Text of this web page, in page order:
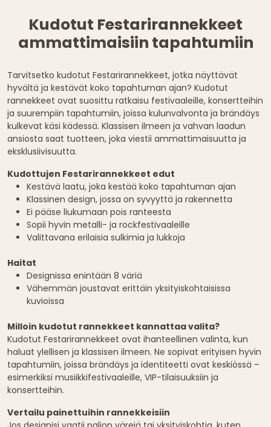
Kudotut Festarirannekkeet
ammattimaisiin tapahtumiin
Tarvitsetko kudotut Festarirannekkeet, jotka näyttävät
hyvältä ja kestävät koko tapahtuman ajan? Kudotut
rannekkeet ovat suosittu ratkaisu festivaaleille, konsertteihin
ja suurempiin tapahtumiin, joissa kulunvalvonta ja brändäys
kulkevat käsi kädessä. Klassisen ilmeen ja vahvan laadun
ansiosta saat tuotteen, joka viestii ammattimaisuutta ja
eksklusiivisuutta.
Kudottujen Festarirannekkeet edut
Kestävä laatu, joka kestää koko tapahtuman ajan
Klassinen design, jossa on syvyyttä ja rakennetta
Ei pääse liukumaan pois ranteesta
Sopii hyvin metalli- ja rockfestivaaleille
Valittavana erilaisia sulkimia ja lukkoja
Haitat
Designissa enintään 8 väriä
Vähemmän joustavat erittäin yksityiskohtaisissa
kuvioissa
Milloin kudotut rannekkeet kannattaa valita?
Kudotut Festarirannekkeet ovat ihanteellinen valinta, kun
haluat ylellisen ja klassisen ilmeen. Ne sopivat erityisen hyvin
tapahtumiin, joissa brändäys ja identiteetti ovat keskiössä –
esimerkiksi musiikkifestivaaleille, VIP-tilaisuuksiin ja
konsertteihin.
Vertailu painettuihin rannekkeisiin